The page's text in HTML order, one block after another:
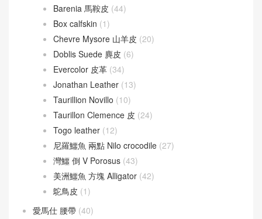
Barenia 馬鞍皮 (44)
Box calfskin (1)
Chevre Mysore 山羊皮 (20)
Doblis Suede 麂皮 (6)
Evercolor 皮革 (34)
Jonathan Leather (13)
Taurillion Novillo (10)
Taurillon Clemence 皮 (24)
Togo leather (12)
尼羅鱷魚 兩點 Nilo crocodile (27)
灣鱷 倒 V Porosus (43)
美洲鱷魚 方塊 Alligator (42)
鴕鳥皮 (1)
愛馬仕 腰帶 (40)